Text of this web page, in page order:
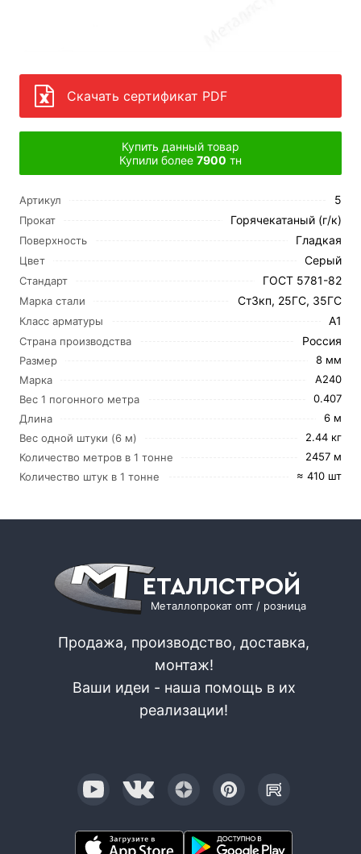
Скачать сертификат PDF
Купить данный товар
Купили более 7900 тн
Артикул 5
Прокат Горячекатаный (г/к)
Поверхность Гладкая
Цвет Серый
Стандарт ГОСТ 5781-82
Марка стали Ст3кп, 25ГС, 35ГС
Класс арматуры А1
Страна производства Россия
Размер
8 мм
Марка
А240
Вес 1 погонного метра
0.407
Длина
6 м
Вес одной штуки (6 м)
2.44 кг
Количество метров в 1 тонне
2457 м
Количество штук в 1 тонне
≈ 410 шт
ЕТАЛЛСТРОЙ
Металлопрокат опт / розница
Продажа, производство, доставка,
монтаж!
Ваши идеи - наша помощь в их
реализации!